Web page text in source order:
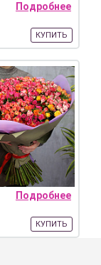
Подробнее
КУПИТЬ
Подробнее
КУПИТЬ